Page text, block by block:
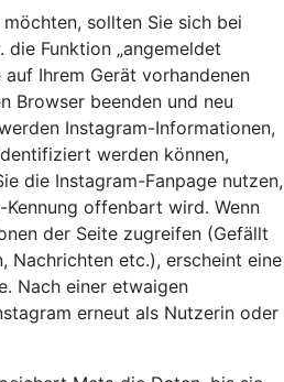
sollten Sie sich bei
Funktion „angemeldet
Ihrem Gerät vorhandenen
Browser beenden und neu
Instagram-Informationen,
werden können,
die Instagram-Fanpage nutzen,
offenbart wird. Wenn
der Seite zugreifen (Gefällt
Nachrichten etc.), erscheint eine
Nach einer etwaigen
erneut als Nutzerin oder